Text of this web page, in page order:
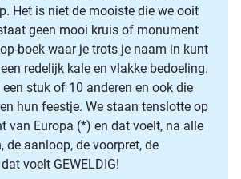
Het is niet de mooiste die we ooit
geen mooi kruis of monument
boek waar je trots je naam in kunt
redelijk kale en vlakke bedoeling.
stuk of 10 anderen en ook die
hun feestje. We staan tenslotte op
van Europa (*) en dat voelt, na alle
de aanloop, de voorpret, de
voelt GEWELDIG!